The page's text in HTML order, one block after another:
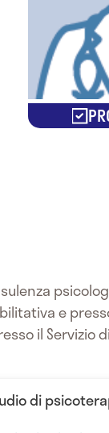
e
il Servizio
di